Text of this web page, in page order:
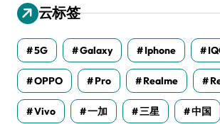
云标签
5G Galaxy Iphone
OPPO Pro Realme
Vivo 一加 三星 中国